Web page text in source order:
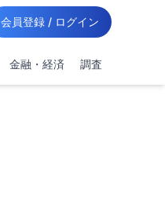
会員登録 / ログイン
金融・経済 調査